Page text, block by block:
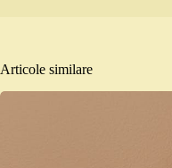
Articole similare